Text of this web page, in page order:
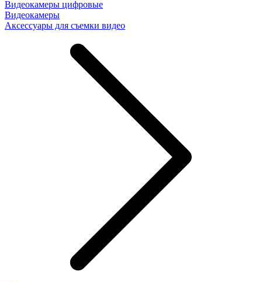
Видеокамеры цифровые
Видеокамеры
Аксессуары для съемки видео